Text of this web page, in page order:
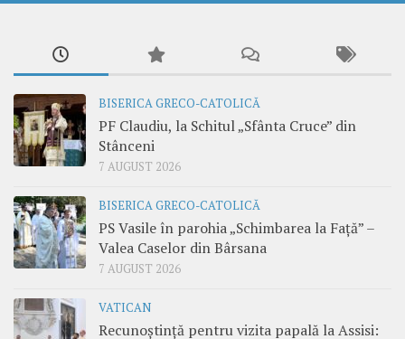
BISERICA GRECO-CATOLICĂ
PF Claudiu, la Schitul „Sfânta Cruce” din
Stânceni
7 AUGUST 2026
BISERICA GRECO-CATOLICĂ
PS Vasile în parohia „Schimbarea la Față” –
Valea Caselor din Bârsana
7 AUGUST 2026
VATICAN
Recunoștință pentru vizita papală la Assisi: